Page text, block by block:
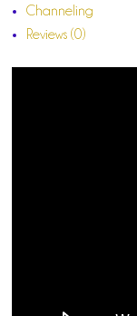
Channeling
Reviews (0)